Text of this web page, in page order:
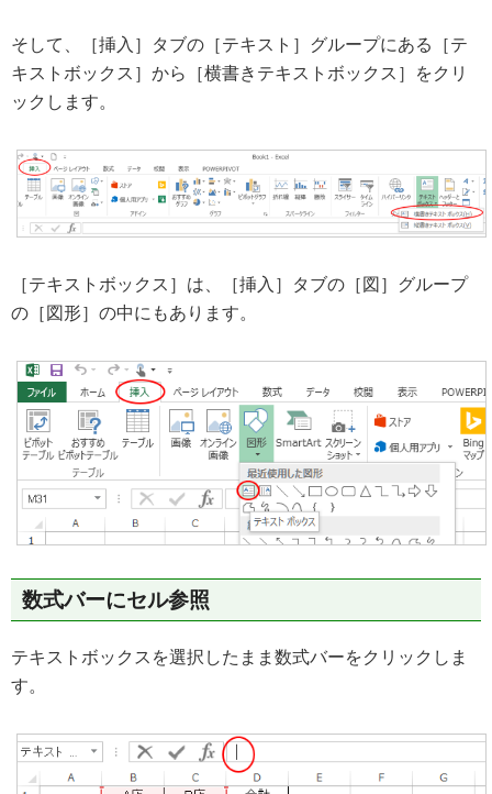
そして、［挿入］タブの［テキスト］グループにある［テ
キストボックス］から［横書きテキストボックス］をクリ
ックします。
［テキストボックス］は、［挿入］タブの［図］グループ
の［図形］の中にもあります。
数式バーにセル参照
テキストボックスを選択したまま数式バーをクリックしま
す。